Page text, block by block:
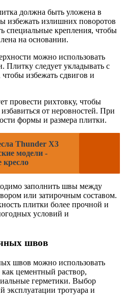
должна быть уложена в
избежать излишних поворотов
специальные крепления, чтобы
на основании.
можно использовать
Плитку следует укладывать с
избежать сдвигов и
провести рихтовку, чтобы
от неровностей. При
формы и размера плитки.
Thunder X3
модели -
кресло
заполнить швы между
или затирочным составом.
плитки более прочной и
условий и
швов
швов можно использовать
цементный раствор,
герметики. Выбор
эксплуатации тротуара и